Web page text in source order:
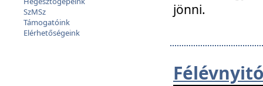
SzMSz
Támogatóink
Elérhetőségeink
jönni.